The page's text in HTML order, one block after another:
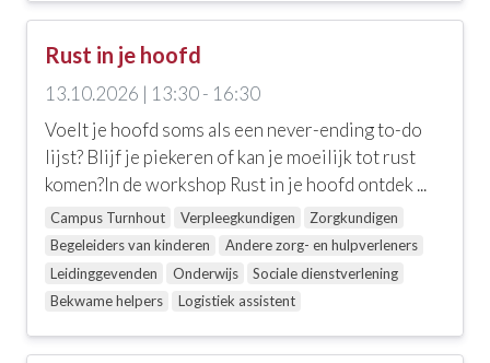
Verpleegkundigen (Basis, GBV)
Zorgkundigen
Locatie
Alle locaties
Campus Turnhout
Online Vorming
Rust in je hoofd
13.10.2026 | 13:30 - 16:30
Voelt je hoofd soms als een never-ending to-do
lijst? Blijf je piekeren of kan je moeilijk tot rust
komen?In de workshop Rust in je hoofd ontdek ...
Campus Turnhout Verpleegkundigen
Zorgkundigen
Begeleiders van kinderen
Andere zorg- en hulpverleners
Leidinggevenden
Onderwijs
Sociale dienstverlening
Bekwame helpers
Logistiek assistent